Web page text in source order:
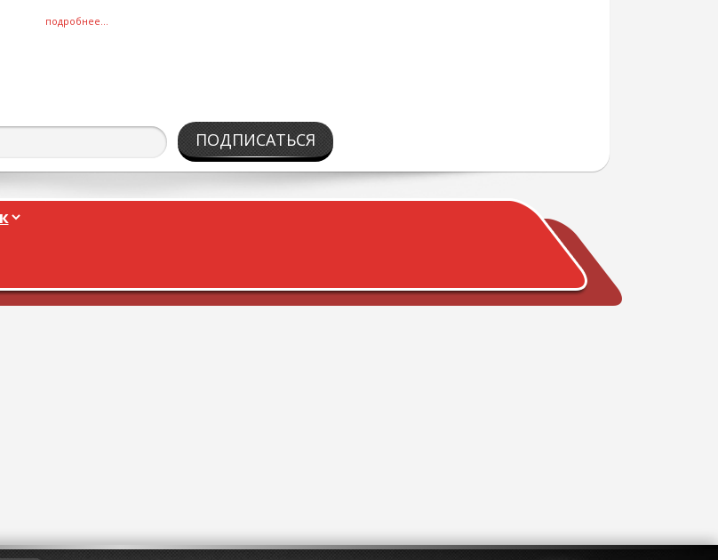
подробнее...
ПОДПИСАТЬСЯ